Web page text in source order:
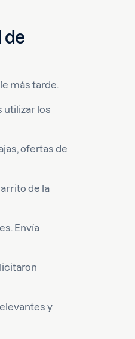
de
más tarde.
utilizar los
ofertas de
de la
Envía
y